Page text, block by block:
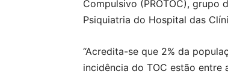
Compulsivo (PROTOC),
Psiquiatria do Hospital das
“Acredita-se que 2% da
incidência do TOC estão entre